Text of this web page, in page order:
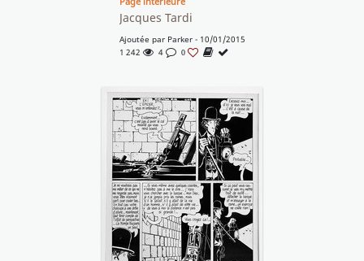
Jacques Tardi
Ajoutée par Parker- 10/01/2015
1 242
4 0